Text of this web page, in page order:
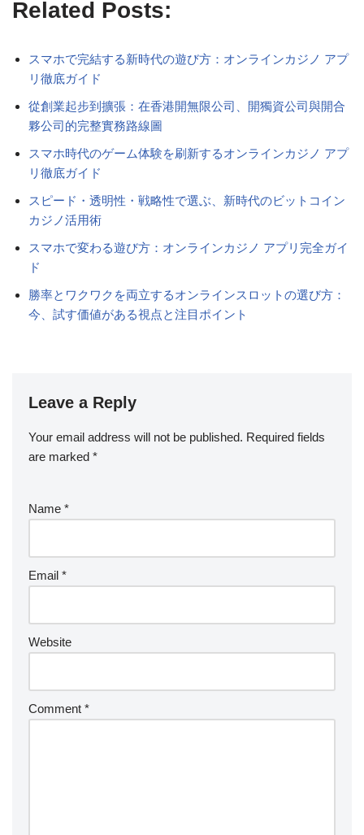
Related Posts:
スマホで完結する新時代の遊び方：オンラインカジノ アプ
リ徹底ガイド
從創業起步到擴張：在香港開無限公司、開獨資公司與開合
夥公司的完整實務路線圖
スマホ時代のゲーム体験を刷新するオンラインカジノ アプ
リ徹底ガイド
スピード・透明性・戦略性で選ぶ、新時代のビットコイン
カジノ活用術
スマホで変わる遊び方：オンラインカジノ アプリ完全ガイ
ド
勝率とワクワクを両立するオンラインスロットの選び方：
今、試す価値がある視点と注目ポイント
Leave a Reply
Your email address will not be published. Required fields
are marked *
Name *
Email *
Website
Comment *